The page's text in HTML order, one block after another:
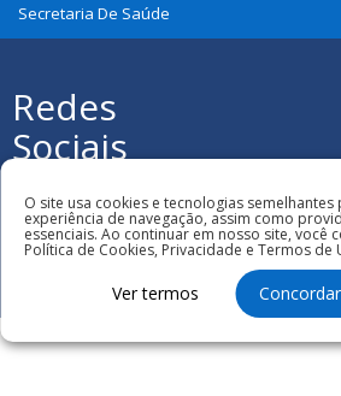
Secretaria De Saúde
Redes
Sociais
O site usa cookies e tecnologias
experiência de navegação, assim como
essenciais. Ao continuar em nosso site, você
Política de Cookies, Privacidade e Termos de
Ver termos